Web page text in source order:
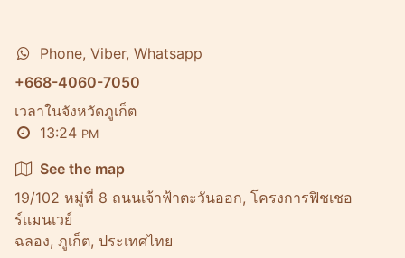
Phone, Viber, Whatsapp
+668-4060-7050
เวลาในจังหวัดภูเก็ต
13:24 PM
See the map
19/102 หมู่ที่ 8 ถนนเจ้าฟ้าตะวันออก, โครงการฟิชเชอ
ร์เเมนเวย์
ฉลอง, ภูเก็ต, ประเทศไทย